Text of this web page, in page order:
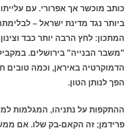
כותב מוכשר אך אפרורי. עם
ביותר נגד מדינת ישראל –
המתכון: לחץ הרבה יותר כבד
"משבר הבנייה" בירושלים.
הדמוקרטיה באיראן, וכמה טובים
הפך לנותן הטון.
ההתקפות על נתניהו, המגלמות
פרידמן; זה הקאם-בק שלו. אם